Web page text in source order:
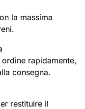
la massima
rapidamente,
consegna.
restituire il